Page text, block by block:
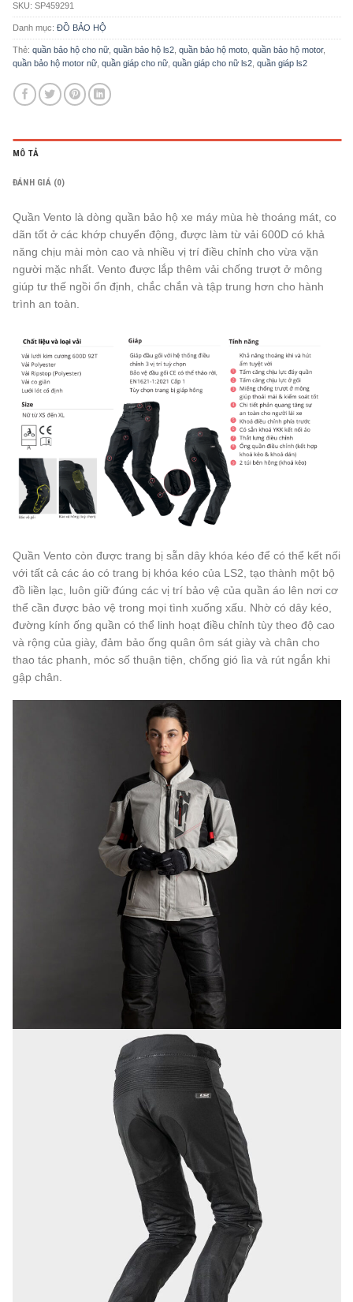
SKU: SP459291
Danh mục: ĐỒ BẢO HỘ
Thẻ: quần bảo hộ cho nữ quần bảo hộ ls2 quần bảo hộ moto quần bảo hộ motor,
quần bảo hộ motor nữ quần giáp cho nữ quần giáp cho nữ ls2 quần giáp ls2
MÔ TẢ
ĐÁNH GIÁ (0)
Quần Vento là dòng quần bảo hộ xe máy mùa hè thoáng mát, co
dãn tốt ở các khớp chuyển động, được làm từ vải 600D có khả
năng chịu mài mòn cao và nhiều vị trí điều chỉnh cho vừa vặn
người mặc nhất. Vento được lắp thêm vải chống trượt ở mông
giúp tư thế ngồi ổn định, chắc chắn và tập trung hơn cho hành
trình an toàn.
Quần Vento còn được trang bị sẵn dây khóa kéo để có thể kết nối
với tất cả các áo có trang bị khóa kéo của LS2, tạo thành một bộ
đồ liền lạc, luôn giữ đúng các vị trí bảo vệ của quần áo lên nơi cơ
thể cần được bảo vệ trong mọi tình xuống xấu. Nhờ có dây kéo,
đường kính ống quần có thể linh hoạt điều chỉnh tùy theo độ cao
và rộng của giày, đảm bảo ống quân ôm sát giày và chân cho
thao tác phanh, móc số thuận tiện, chống gió lìa và rút ngắn khi
gập chân.